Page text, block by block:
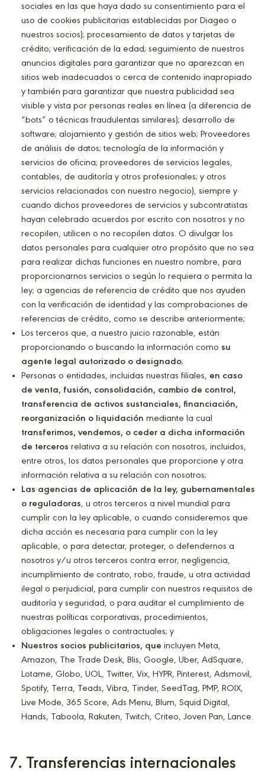
sociales en las que haya dado su consentimiento para el
uso de cookies publicitarias establecidas por Diageo o
nuestros socios); procesamiento de datos y tarjetas de
crédito; verificación de la edad; seguimiento de nuestros
anuncios digitales para garantizar que no aparezcan en
sitios web inadecuados o cerca de contenido inapropiado
y también para garantizar que nuestra publicidad sea
visible y vista por personas reales en línea (a diferencia de
“bots” o técnicas fraudulentas similares); desarrollo de
software; alojamiento y gestión de sitios web; Proveedores
de análisis de datos; tecnología de la información y
servicios de oficina; proveedores de servicios legales,
contables, de auditoría y otros profesionales; y otros
servicios relacionados con nuestro negocio), siempre y
cuando dichos proveedores de servicios y subcontratistas
hayan celebrado acuerdos por escrito con nosotros y no
recopilen, utilicen o no recopilen datos. O divulgar los
datos personales para cualquier otro propósito que no sea
para realizar dichas funciones en nuestro nombre, para
proporcionarnos servicios o según lo requiera o permita la
ley; a agencias de referencia de crédito que nos ayuden
con la verificación de identidad y las comprobaciones de
referencias de crédito, como se describe anteriormente;
Los terceros que, a nuestro juicio razonable, están
proporcionando o buscando la información como su
agente legal autorizado o designado;
Personas o entidades, incluidas nuestras filiales, en caso
de venta, fusión, consolidación, cambio de control,
transferencia de activos sustanciales, financiación,
reorganización o liquidación mediante la cual
transferimos, vendemos, o ceder a dicha información
de terceros relativa a su relación con nosotros, incluidos,
entre otros, los datos personales que proporcione y otra
información relativa a su relación con nosotros;
Las agencias de aplicación de la ley, gubernamentales
o reguladoras, u otros terceros a nivel mundial para
cumplir con la ley aplicable, o cuando consideremos que
dicha acción es necesaria para cumplir con la ley
aplicable, o para detectar, proteger, o defendernos a
nosotros y/u otros terceros contra error, negligencia,
incumplimiento de contrato, robo, fraude, u otra actividad
ilegal o perjudicial, para cumplir con nuestros requisitos de
auditoría y seguridad, o para auditar el cumplimiento de
nuestras políticas corporativas, procedimientos,
obligaciones legales o contractuales; y
Nuestros socios publicitarios, que incluyen Meta,
Amazon, The Trade Desk, Blis, Google, Uber, AdSquare,
Lotame, Globo, UOL, Twitter, Vix, HYPR, Pinterest, Adsmovil,
Spotify, Terra, Teads, Vibra, Tinder, SeedTag, PMP, ROIX,
Live Mode, 365 Score, Ads Menu, Blum, Squid Digital,
Hands, Taboola, Rakuten, Twitch, Criteo, Joven Pan, Lance.
7. Transferencias internacionales